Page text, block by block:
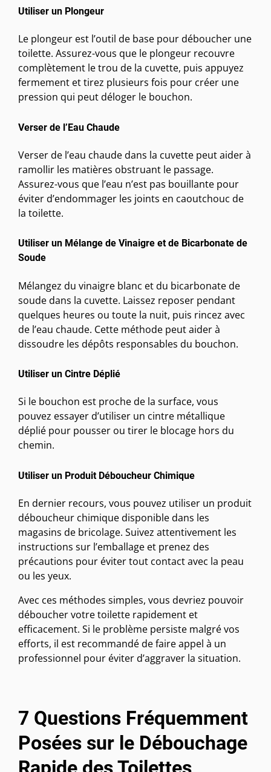
Utiliser un Plongeur
Le plongeur est l’outil de base pour déboucher une
toilette. Assurez-vous que le plongeur recouvre
complètement le trou de la cuvette, puis appuyez
fermement et tirez plusieurs fois pour créer une
pression qui peut déloger le bouchon.
Verser de l’Eau Chaude
Verser de l’eau chaude dans la cuvette peut aider à
ramollir les matières obstruant le passage.
Assurez-vous que l’eau n’est pas bouillante pour
éviter d’endommager les joints en caoutchouc de
la toilette.
Utiliser un Mélange de Vinaigre et de Bicarbonate de
Soude
Mélangez du vinaigre blanc et du bicarbonate de
soude dans la cuvette. Laissez reposer pendant
quelques heures ou toute la nuit, puis rincez avec
de l’eau chaude. Cette méthode peut aider à
dissoudre les dépôts responsables du bouchon.
Utiliser un Cintre Déplié
Si le bouchon est proche de la surface, vous
pouvez essayer d’utiliser un cintre métallique
déplié pour pousser ou tirer le blocage hors du
chemin.
Utiliser un Produit Déboucheur Chimique
En dernier recours, vous pouvez utiliser un produit
déboucheur chimique disponible dans les
magasins de bricolage. Suivez attentivement les
instructions sur l’emballage et prenez des
précautions pour éviter tout contact avec la peau
ou les yeux.
Avec ces méthodes simples, vous devriez pouvoir
déboucher votre toilette rapidement et
efficacement. Si le problème persiste malgré vos
efforts, il est recommandé de faire appel à un
professionnel pour éviter d’aggraver la situation.
7 Questions Fréquemment
Posées sur le Débouchage